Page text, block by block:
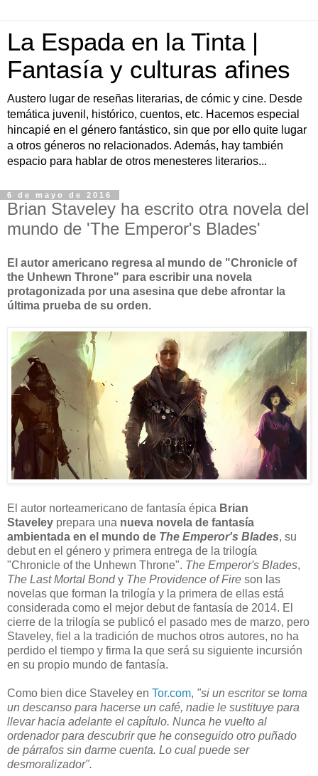
La Espada en la Tinta |
Fantasía y culturas afines
Austero lugar de reseñas literarias, de cómic y cine. Desde
temática juvenil, histórico, cuentos, etc. Hacemos especial
hincapié en el género fantástico, sin que por ello quite lugar
a otros géneros no relacionados. Además, hay también
espacio para hablar de otros menesteres literarios...
6 de mayo de 2016
Brian Staveley ha escrito otra novela del
mundo de 'The Emperor's Blades'
El autor americano regresa al mundo de "Chronicle of
the Unhewn Throne" para escribir una novela
protagonizada por una asesina que debe afrontar la
última prueba de su orden.
E l autor norteamericano de fantasía épica Brian
Staveley prepara una nueva novela de fantasía
ambientada en el mundo de The Emperor's Blades, su
debut en el género y primera entrega de la trilogía
"Chronicle of the Unhewn Throne". The Emperor's Blades,
The Last Mortal Bondy The Providence of Fire son las
novelas que forman la trilogía y la primera de ellas está
considerada como el mejor debut de fantasía de 2014. El
cierre de la trilogía se publicó el pasado mes de marzo, pero
Staveley, fiel a la tradición de muchos otros autores, no ha
perdido el tiempo y firma la que será su siguiente incursión
en su propio mundo de fantasía.
Como bien dice Staveley en Tor.com, "si un escritor se toma
un descanso para hacerse un café, nadie le sustituye para
llevar hacia adelante el capítulo. Nunca he vuelto al
ordenador para descubrir que he conseguido otro puñado
de párrafos sin darme cuenta. Lo cual puede ser
desmoralizador".